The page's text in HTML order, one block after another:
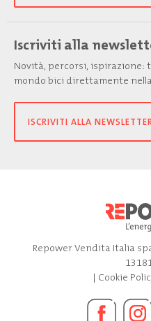
Iscriviti alla
Novità, percorsi, ispirazione:
mondo bici direttamente
ISCRIVITI ALLA
Repower Vendita Italia
| Cookie